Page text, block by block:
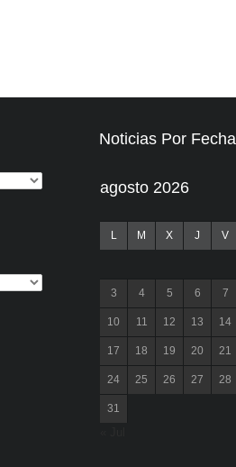
Noticias Por Fecha
agosto 2026
L M X J V
3 4 5 6 7
10 11 12 13 14
17 18 19 20 21
24 25 26 27 28
31